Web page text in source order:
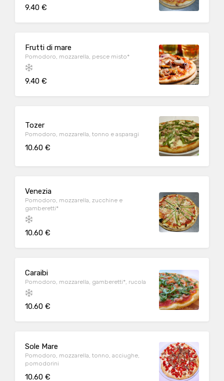
9.40 €
Frutti di mare
Pomodoro, mozzarella, pesce misto*
9.40 €
Tozer
Pomodoro, mozzarella, tonno e asparagi
10.60 €
Venezia
Pomodoro, mozzarella, zucchine e
gamberetti*
10.60 €
Caraibi
Pomodoro, mozzarella, gamberetti*, rucola
10.60 €
Sole Mare
Pomodoro, mozzarella, tonno, acciughe,
pomodorini
10.60 €